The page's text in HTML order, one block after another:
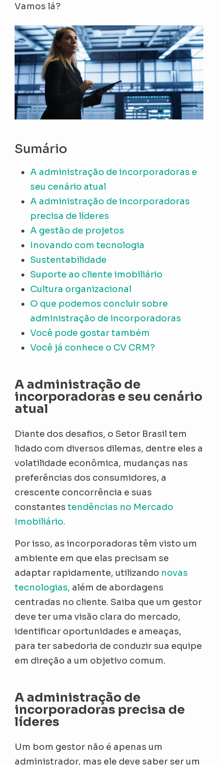
Vamos lá?
Sumário
A administração de incorporadoras e
seu cenário atual
A administração de incorporadoras
precisa de líderes
A gestão de projetos
Inovando com tecnologia
Sustentabilidade
Suporte ao cliente imobiliário
Cultura organizacional
O que podemos concluir sobre
administração de incorporadoras
Você pode gostar também
Você já conhece o CV CRM?
A administração de
incorporadoras e seu cenário
atual
Diante dos desafios, o Setor Brasil tem
lidado com diversos dilemas, dentre eles a
volatilidade econômica, mudanças nas
preferências dos consumidores, a
crescente concorrência e suas
constantestendências no Mercado
Imobiliário.
Por isso, as incorporadoras têm visto um
ambiente em que elas precisam se
adaptar rapidamente, utilizando novas
tecnologias, além de abordagens
centradas no cliente. Saiba que um gestor
deve ter uma visão clara do mercado,
identificar oportunidades e ameaças,
para ter sabedoria de conduzir sua equipe
em direção a um objetivo comum.
A administração de
incorporadoras precisa de
líderes
Um bom gestor não é apenas um
administrador, mas ele deve saber ser um